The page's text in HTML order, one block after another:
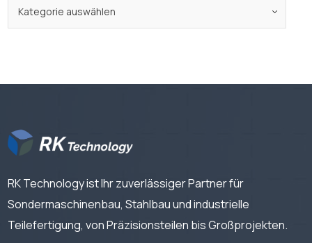
RK Technology ist Ihr zuverlässiger Partner für
Sondermaschinenbau, Stahlbau und industrielle
Teilefertigung, von Präzisionsteilen bis Großprojekten.